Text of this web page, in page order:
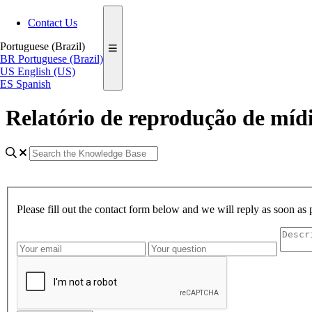
Contact Us
Portuguese (Brazil)
BR Portuguese (Brazil)
US English (US)
ES Spanish
Relatório de reprodução de
Please fill out the contact form below and we will reply as soon as